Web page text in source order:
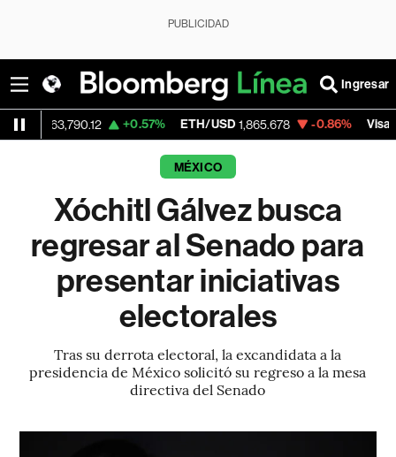
PUBLICIDAD
Ingresar
+0.57% ETH/USD 1,865.678 -0.86% Visa 365.71
MÉXICO
Xóchitl Gálvez busca
regresar al Senado para
presentar iniciativas
electorales
Tras su derrota electoral, la excandidata a la
presidencia de México solicitó su regreso a la mesa
directiva del Senado